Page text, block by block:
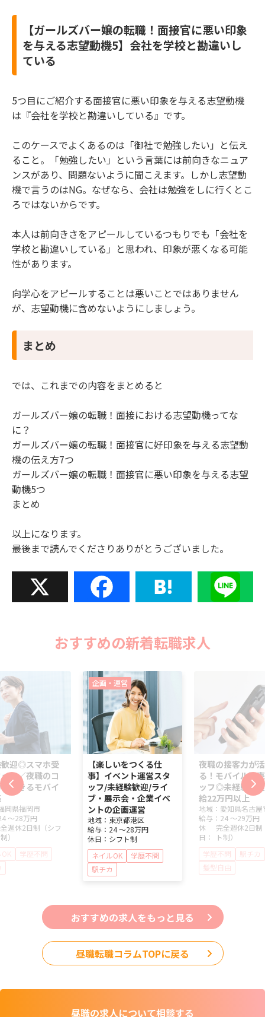
【ガールズバー嬢の転職！面接官に悪い印象
を与える志望動機5】会社を学校と勘違いし
ている
5つ目にご紹介する面接官に悪い印象を与える志望動機
は『会社を学校と勘違いしている』です。
このケースでよくあるのは「御社で勉強したい」と伝え
ること。「勉強したい」という言葉には前向きなニュア
ンスがあり、問題ないように聞こえます。しかし志望動
機で言うのはNG。なぜなら、会社は勉強をしに行くとこ
ろではないからです。
本人は前向きさをアピールしているつもりでも「会社を
学校と勘違いしている」と思われ、印象が悪くなる可能
性があります。
向学心をアピールすることは悪いことではありません
が、志望動機に含めないようにしましょう。
まとめ
では、これまでの内容をまとめると
ガールズバー嬢の転職！面接における志望動機ってな
に？
ガールズバー嬢の転職！面接官に好印象を与える志望動
機の伝え方7つ
ガールズバー嬢の転職！面接官に悪い印象を与える志望
動機5つ
まとめ
以上になります。
最後まで読んでくださりありがとうございました。
Facebook Hatena Line
おすすめの新着転職求人
迎◎スマホ受
フ／夜職のコ
活きるモバイ
岡県福岡市
～28万円
週休2日制（シフ
）
学歴不問
企画・運営
【楽しいをつくる仕
事】イベント運営スタ
ッフ/未経験歓迎/ライ
ブ・展示会・企業イベ
ントの企画運営
地域： 東京都港区
給与： 24 ～28万円
休日： シフト制
ネイルOK
学歴不問
駅チカ
夜職の接客力が
る！モバイル販
ッフ◎未経験歓
給22万円以上
地域： 愛知県名古屋
給与： 24 ～29万円
休
日：
完全週休2日制
ト制）
学歴不問
駅チカ
髪型自由
おすすめの求人をもっと見る
昼職転職コラムTOPに戻る
昼職の求人について相談する